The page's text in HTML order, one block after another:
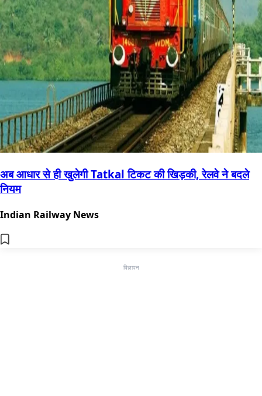
अब आधार से ही खुलेगी Tatkal टिकट की खिड़की, रेलवे ने बदले
नियम
Indian Railway News
विज्ञापन